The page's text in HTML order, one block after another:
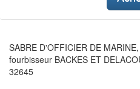
SABRE D'OFFICIER DE
fourbisseur BACKES ET
32645